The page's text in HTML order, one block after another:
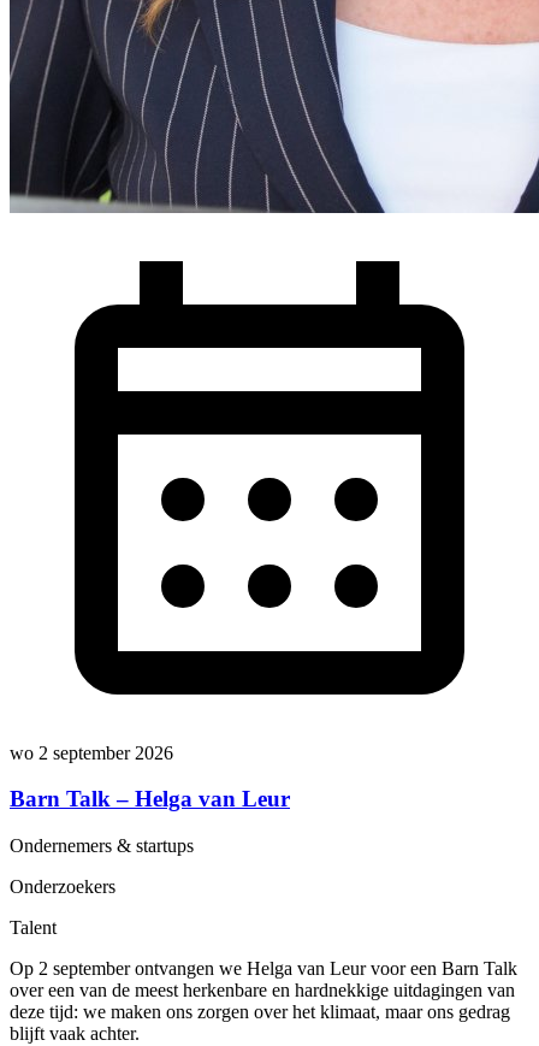
wo 2 september 2026
Barn Talk – Helga van Leur
Ondernemers & startups
Onderzoekers
Talent
Op 2 september ontvangen we Helga van Leur voor een Barn Talk
over een van de meest herkenbare en hardnekkige uitdagingen van
deze tijd: we maken ons zorgen over het klimaat, maar ons gedrag
blijft vaak achter.